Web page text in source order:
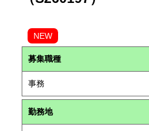
NEW
募集職種
事務
勤務地